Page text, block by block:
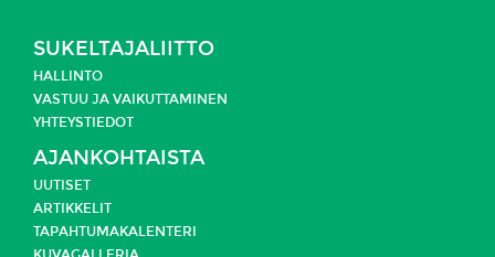
SUKELTAJALIITTO
HALLINTO
VASTUU JA VAIKUTTAMINEN
YHTEYSTIEDOT
AJANKOHTAISTA
UUTISET
ARTIKKELIT
TAPAHTUMAKALENTERI